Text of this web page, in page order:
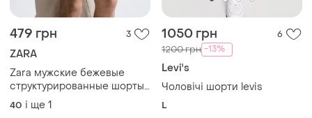
479 грн 3
ZARA
Zara мужские бежевые
структурированные шорты
чинос 42
40 і ще 1
1050 грн 6
1200 грн -13%
Levi's
Чоловічі шорти levis
L